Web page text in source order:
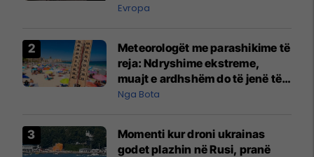
Evropa
Meteorologët me parashikime të
reja: Ndryshime ekstreme,
muajt e ardhshëm do të jenë të
pazakontë
Nga Bota
Momenti kur droni ukrainas
godet plazhin në Rusi, pranë